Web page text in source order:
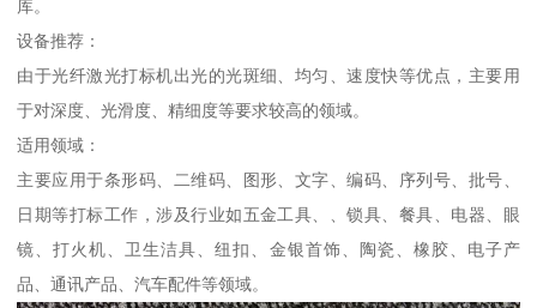
库。
设备推荐：
由于光纤激光打标机出光的光斑细、均匀、速度快等优点，主要用
于对深度、光滑度、精细度等要求较高的领域。
适用领域：
主要应用于条形码、二维码、图形、文字、编码、序列号、批号、
日期等打标工作，涉及行业如五金工具、、锁具、餐具、电器、眼
镜、打火机、卫生洁具、纽扣、金银首饰、陶瓷、橡胶、电子产
品、通讯产品、汽车配件等领域。